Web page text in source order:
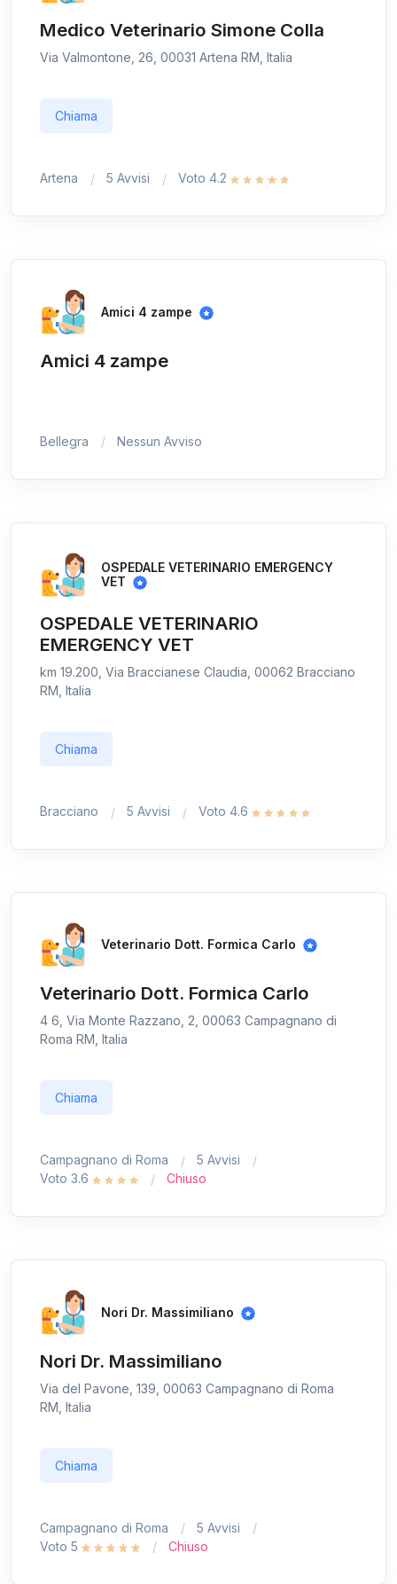
Medico Veterinario Simone Colla
Via Valmontone, 26, 00031 Artena RM, Italia
Chiama
Artena 5 Avvisi Voto 4.2
Amici 4 zampe
Amici 4 zampe
Bellegra Nessun Avviso
OSPEDALE VETERINARIO EMERGENCY
VET
OSPEDALE VETERINARIO
EMERGENCY VET
km 19.200, Via Braccianese Claudia, 00062 Bracciano
RM, Italia
Chiama
Bracciano 5 Avvisi Voto 4.6
Veterinario Dott. Formica Carlo
Veterinario Dott. Formica Carlo
4 6, Via Monte Razzano, 2, 00063 Campagnano di
Roma RM, Italia
Chiama
Campagnano di Roma
5 Avvisi
Voto 3.6
Chiuso
Nori Dr. Massimiliano
Nori Dr. Massimiliano
Via del Pavone, 139, 00063 Campagnano di Roma
RM, Italia
Chiama
Campagnano di Roma
5 Avvisi
Voto 5
Chiuso